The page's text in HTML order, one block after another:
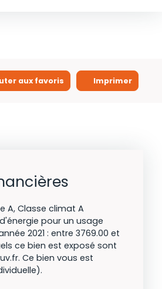
aux favoris Imprimer
A, Classe climat A
pour un usage
2021 : entre 3769.00 et
ce bien est exposé sont
Ce bien vous est